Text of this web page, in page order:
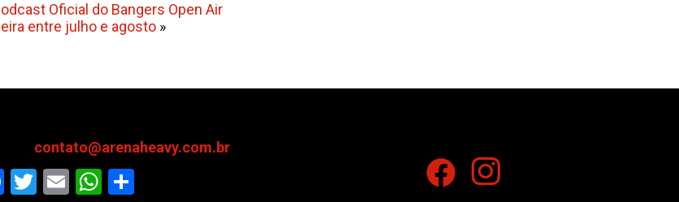
Oficial do Bangers Open Air
entre julho e agosto »
contato@arenaheavy.com.br
Facebook
Twitter
EmailWhatsApp